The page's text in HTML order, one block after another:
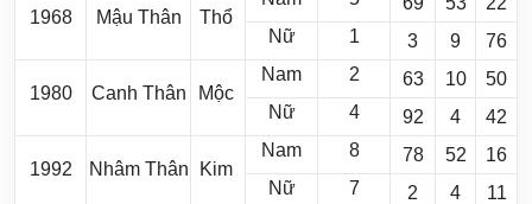
1968 Mậu Thân Thổ
Nữ
1 3 9 76
1980 Canh Thân Mộc
Nam 2 63 10
50
Nữ
4 92 4 42
1992 Nhâm Thân Kim
Nam 8 78 52
16
Nữ
7 2 4 11